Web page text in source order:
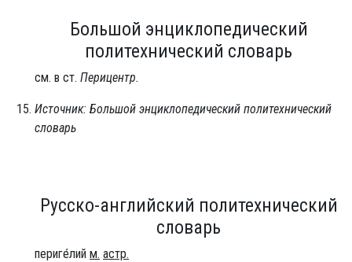
Большой энциклопедический
политехнический словарь
см. в ст. Перицентр.
Источник: Большой энциклопедический политехнический
словарь
Русско-английский политехнический
словарь
периге́лий м. астр.